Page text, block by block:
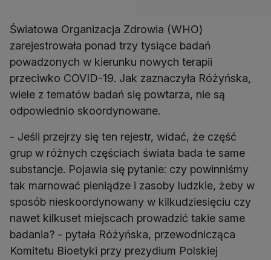
Światowa Organizacja Zdrowia (WHO)
zarejestrowała ponad trzy tysiące badań
powadzonych w kierunku nowych terapii
przeciwko COVID-19. Jak zaznaczyła Różyńska,
wiele z tematów badań się powtarza, nie są
odpowiednio skoordynowane.
- Jeśli przejrzy się ten rejestr, widać, że część
grup w różnych częściach świata bada te same
substancje. Pojawia się pytanie: czy powinniśmy
tak marnować pieniądze i zasoby ludzkie, żeby w
sposób nieskoordynowany w kilkudziesięciu czy
nawet kilkuset miejscach prowadzić takie same
badania? - pytała Różyńska, przewodnicząca
Komitetu Bioetyki przy prezydium Polskiej